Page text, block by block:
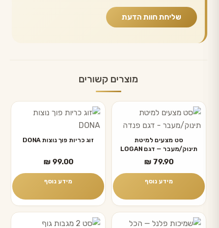
מוצרים קשורים
סט מצעים למיטת
תינוק/מעבר — דגם LOGAN
₪ 79.90
מידע נוסף
זוג כריות פוך נוצות DONA
₪ 99.00
מידע נוסף
למוצר
למוצר